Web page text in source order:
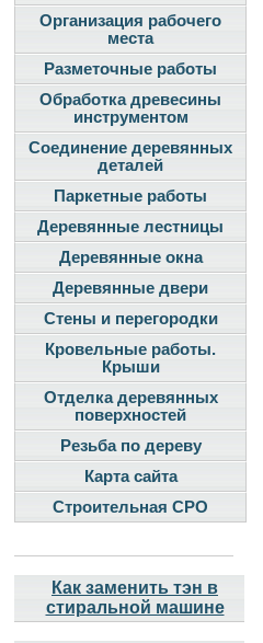
Организация рабочего
места
Разметочные работы
Обработка древесины
инструментом
Соединение деревянных
деталей
Паркетные работы
Деревянные лестницы
Деревянные окна
Деревянные двери
Стены и перегородки
Кровельные работы.
Крыши
Отделка деревянных
поверхностей
Резьба по дереву
Карта сайта
Строительная СРО
Как заменить тэн в
стиральной машине